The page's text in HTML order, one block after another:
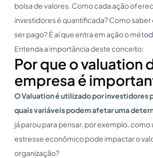
bolsa de valores. Como cada ação
investidores é quantificada? Como saber
ser pago? É aí que entra em ação o
Entenda a importância deste conceito:
Por que o valuation
empresa é
OValuationé utilizado por investidores
quais variáveis podem afetar uma
já parou para pensar, por exemplo, como
estresse econômico pode impactar o
organização?